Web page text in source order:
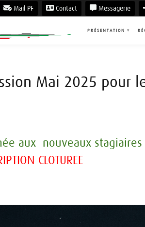
Mail PF Contact Messagerie
PRÉSENTATION ▾
Mai 2025 pour
aux nouveaux stagiaires
CLOTUREE